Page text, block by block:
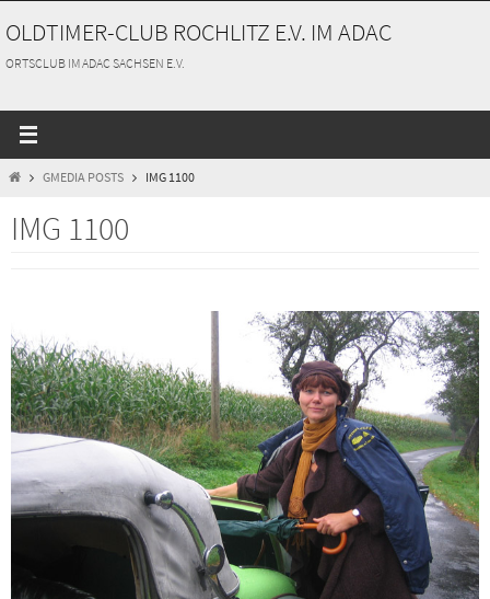
Inhalt
springen
OLDTIMER-CLUB ROCHLITZ E.V. IM ADAC
ORTSCLUB IM ADAC SACHSEN E.V.
STARTGMEDIA POSTS IMG 1100
IMG 1100